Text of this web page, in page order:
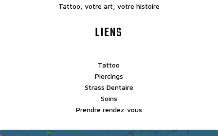
Tattoo, votre art, votre histoire
LIENS
Tattoo
Piercings
Strass Dentaire
Soins
Prendre rendez-vous